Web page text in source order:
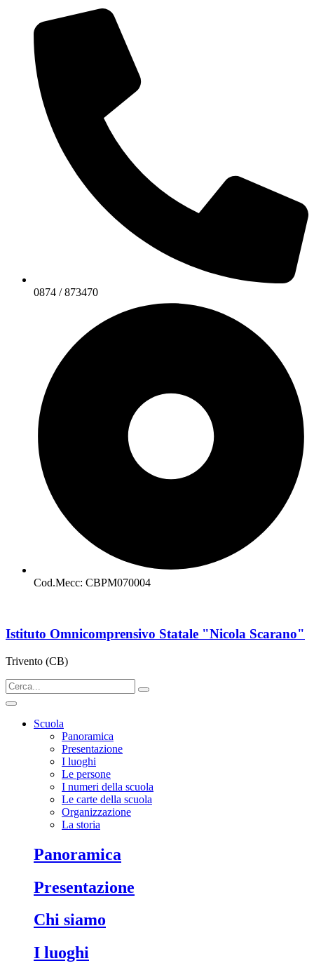
0874 / 873470
Cod.Mecc: CBPM070004
Istituto Omnicomprensivo Statale "Nicola Scarano"
Trivento (CB)
Scuola
Panoramica
Presentazione
I luoghi
Le persone
I numeri della scuola
Le carte della scuola
Organizzazione
La storia
Panoramica
Presentazione
Chi siamo
I luoghi